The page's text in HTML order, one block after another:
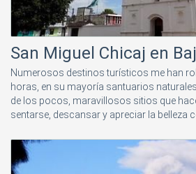
San Miguel Chicaj en
Numerosos destinos turísticos me han
horas, en su mayoría santuarios
de los pocos, maravillosos sitios que
sentarse, descansar y apreciar la belleza